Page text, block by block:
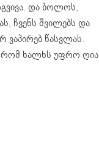
და ბოლოს,
ჩვენს შვილებს და
წასვლას.
რომ ხალხს უფრო ღია